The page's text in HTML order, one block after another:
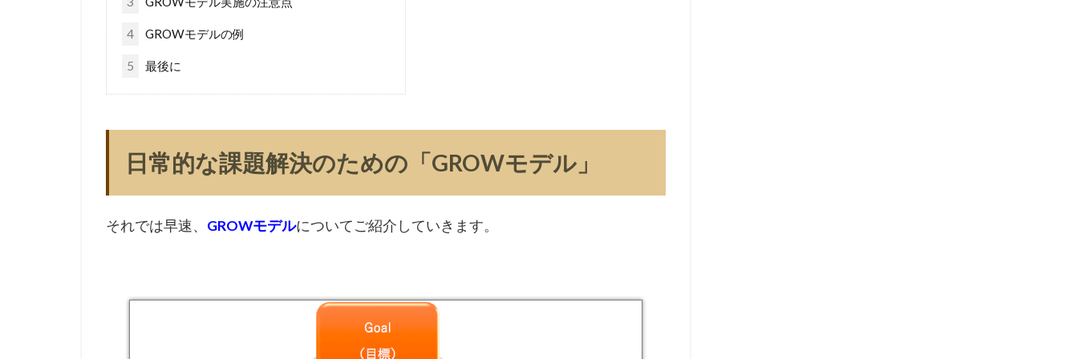
4 GROWモデルの例
5 最後に
日常的な課題解決のための「GROWモデル」
それでは早速、 GROWモデルについてご紹介していきます。